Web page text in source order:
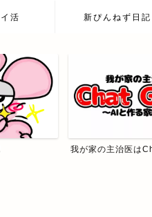
活 新ぴんねず日記
GPT ぴんねず☆投資の森